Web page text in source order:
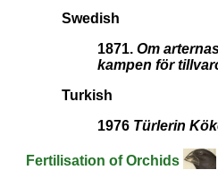
Swedish
1871.Om
kampen för
Turkish
1976 Türlerin
Fertilisation of Orchids